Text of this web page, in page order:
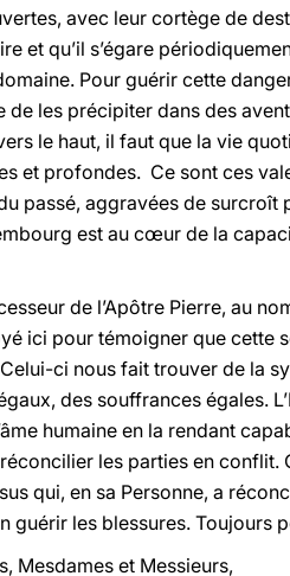
avec leur cortège de
et qu’il s’égare
Pour guérir cette
de les précipiter dans des
le haut, il faut que la vie
et profondes. Ce sont ces
passé, aggravées de surcroît
est au cœur de la
de l’Apôtre Pierre, au
ici pour témoigner que cette
Celui-ci nous fait trouver de la
des souffrances égales.
humaine en la rendant
les parties en
qui, en sa Personne, a
guérir les blessures. Toujours
Mesdames et Messieurs,